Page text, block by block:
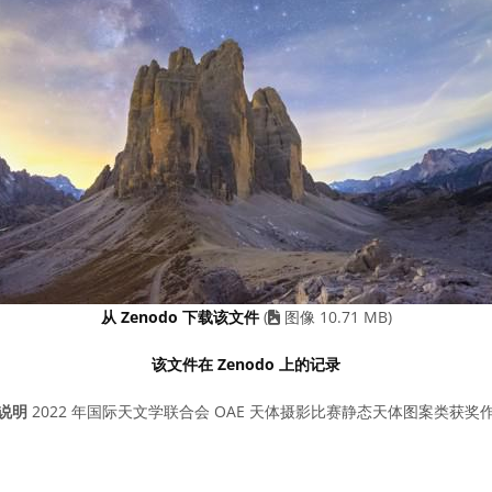
从 Zenodo 下载该文件 ( 图像 10.71 MB)
该文件在 Zenodo 上的记录
明 2022 年国际天文学联合会 OAE 天体摄影比赛静态天体图案类获奖